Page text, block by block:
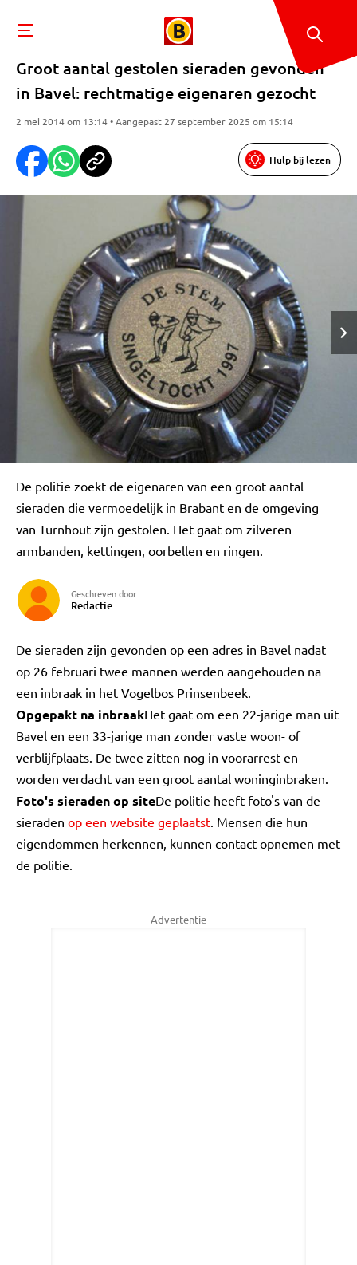
Groot aantal gestolen sieraden gevonden
in Bavel: rechtmatige eigenaren gezocht
2 mei 2014 om 13:14 • Aangepast 27 september 2025 om 15:14
Hulp bij lezen
De politie zoekt de eigenaren van een groot aantal
sieraden die vermoedelijk in Brabant en de omgeving
van Turnhout zijn gestolen. Het gaat om zilveren
armbanden, kettingen, oorbellen en ringen.
Geschreven door
Redactie
De sieraden zijn gevonden op een adres in Bavel nadat
op 26 februari twee mannen werden aangehouden na
een inbraak in het Vogelbos Prinsenbeek.
Opgepakt na inbraakHet gaat om een 22-jarige man uit
Bavel en een 33-jarige man zonder vaste woon- of
verblijfplaats. De twee zitten nog in voorarrest en
worden verdacht van een groot aantal woninginbraken.
Foto's sieraden op siteDe politie heeft foto's van de
sieraden op een website geplaatst. Mensen die hun
eigendommen herkennen, kunnen contact opnemen met
de politie.
Advertentie